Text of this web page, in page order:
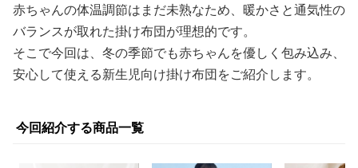
赤ちゃんの体温調節はまだ未熟なため、暖かさと通気性の
バランスが取れた掛け布団が理想的です。
そこで今回は、冬の季節でも赤ちゃんを優しく包み込み、
安心して使える新生児向け掛け布団をご紹介します。
今回紹介する商品一覧